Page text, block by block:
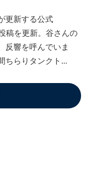
更新する公式
稿を更新。谷さんの
反響を呼んでいま
ちらりタンクト...